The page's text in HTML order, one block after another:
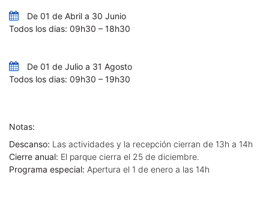
De 01 de Abril a 30 Junio
Todos los dias: 09h30 – 18h30
De 01 de Julio a 31 Agosto
Todos los dias: 09h30 – 19h30
Notas:
Descanso: Las actividades y la recepción cierran de 13h a 14h
Cierre anual: El parque cierra el 25 de diciembre.
Programa especial: Apertura el 1 de enero a las 14h